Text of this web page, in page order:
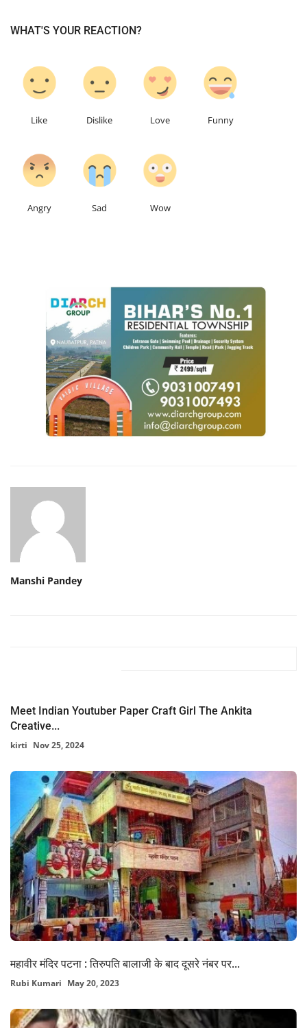
WHAT'S YOUR REACTION?
Like Dislike Love Funny
Angry Sad Wow
Manshi Pandey
Meet Indian Youtuber Paper Craft Girl The Ankita
Creative...
kirti Nov 25, 2024
महावीर मंदिर पटना : तिरुपति बालाजी के बाद दूसरे नंबर पर...
Rubi Kumari May 20, 2023